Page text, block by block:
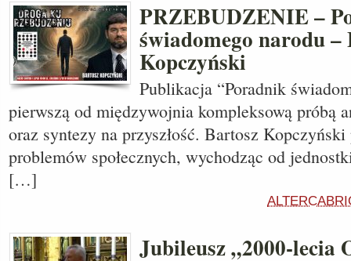
PRZEBUDZENIE –
świadomego narodu –
Kopczyński
Publikacja “Poradnik
pierwszą od międzywojnia kompleksową próbą
oraz syntezy na przyszłość. Bartosz Kopczyński
problemów społecznych, wychodząc od
[…]
Jubileusz „2000-lecia